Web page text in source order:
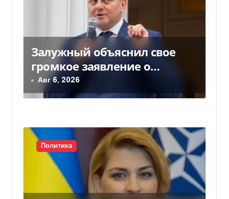
Залужный объяснил свое
громкое заявление о
вступлении Украины в НАТО
Авг 6, 2026
Политика